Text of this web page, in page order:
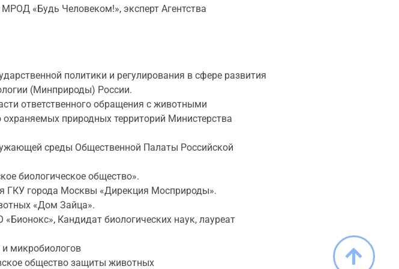
«Будь Человеком!», эксперт Агентства
политики и регулирования в сфере развития
(Минприроды) России.
ответственного обращения с животными
природных территорий Министерства
среды Общественной Палаты Российской
биологическое общество».
ГКУ города Москвы «Дирекция Мосприроды».
«Дом Зайца».
Кандидат биологических наук, лауреат
микробиологов
общество защиты животных